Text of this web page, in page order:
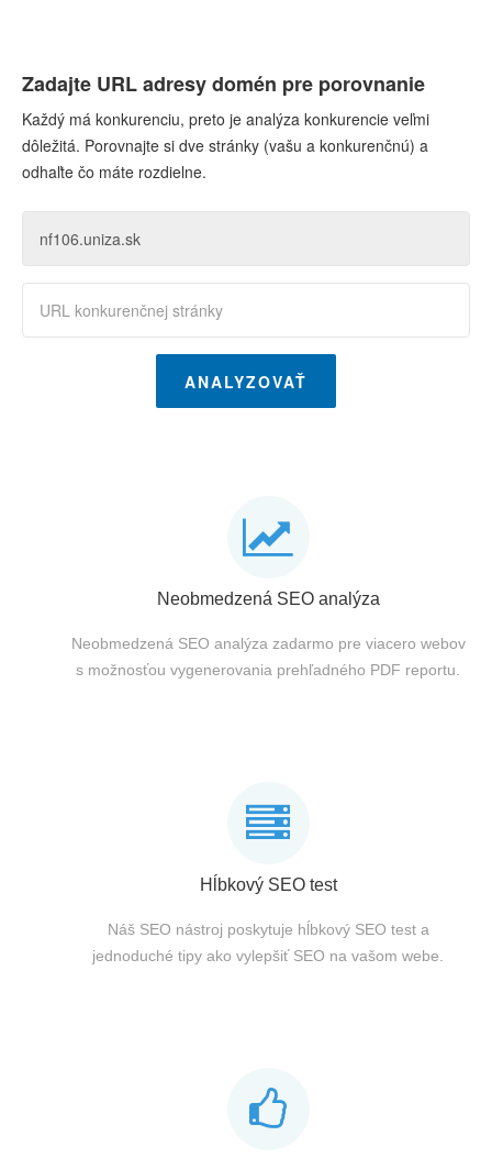
Zadajte URL adresy domén pre porovnanie
Každý má konkurenciu, preto je analýza konkurencie veľmi
dôležitá. Porovnajte si dve stránky (vašu a konkurenčnú) a
odhaľte čo máte rozdielne.
ANALYZOVAŤ
Neobmedzená SEO analýza
Neobmedzená SEO analýza zadarmo pre viacero webov
s možnosťou vygenerovania prehľadného PDF reportu.
Hĺbkový SEO test
Náš SEO nástroj poskytuje hĺbkový SEO test a
jednoduché tipy ako vylepšiť SEO na vašom webe.